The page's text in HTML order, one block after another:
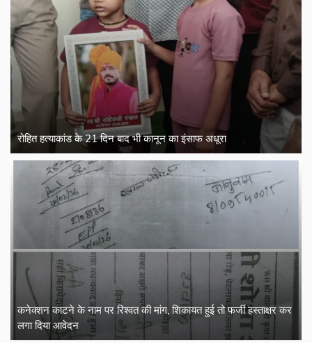
रोहित हत्याकांड के 21 दिन बाद भी कानून का इंसाफ अधूरा
कनेक्शन काटने के नाम पर रिश्वत की मांग, शिकायत हुई तो फर्जी हस्ताक्षर कर
लगा दिया आवेदन